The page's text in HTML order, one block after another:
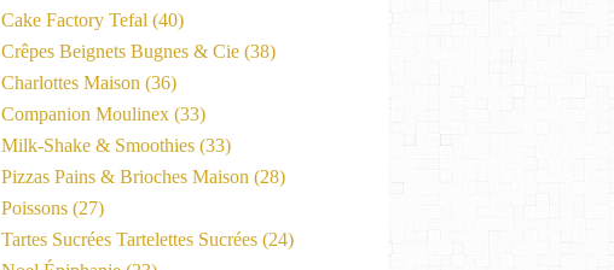
Cake Factory Tefal (40)
Crêpes Beignets Bugnes & Cie (38)
Charlottes Maison (36)
Companion Moulinex (33)
Milk-Shake & Smoothies (33)
Pizzas Pains & Brioches Maison (28)
Poissons (27)
Tartes Sucrées Tartelettes Sucrées (24)